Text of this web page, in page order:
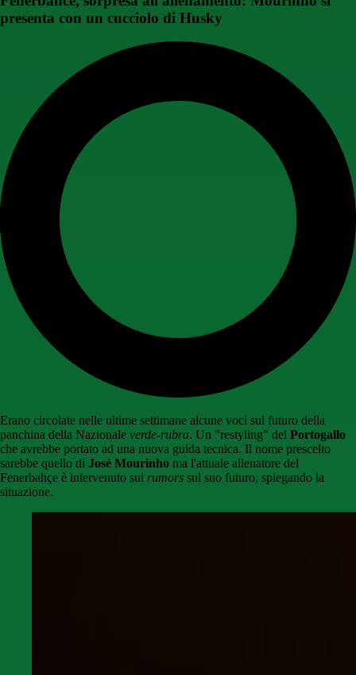
presenta con un cucciolo di Husky
Erano circolate nelle ultime settimane alcune voci sul futuro della
panchina della Nazionale verde-rubra. Un "restyling" del Portogallo
che avrebbe portato ad una nuova guida tecnica. Il nome prescelto
sarebbe quello di José Mourinho ma l'attuale allenatore del
Fenerbahçe è intervenuto sui rumors sul suo futuro, spiegando la
situazione.